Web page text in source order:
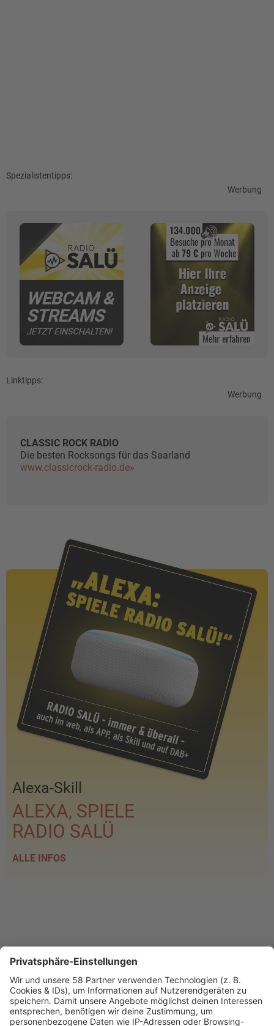
Spezialistentipps:
Werbung
Linktipps:
Werbung
CLASSIC ROCK RADIO
Die besten Rocksongs für das Saarland
www.classicrock-radio.de»
Alexa-Skill
ALEXA, SPIELE
RADIO SALÜ
ALLE INFOS
PROGRAMM
Webstream